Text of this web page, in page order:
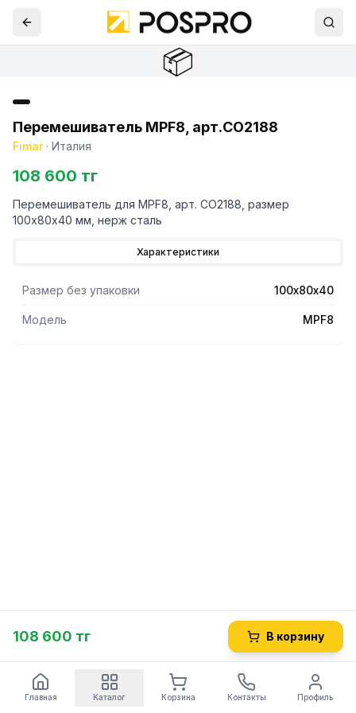
📦
Перемешиватель MPF8, арт.CO2188
Fimar· Италия
108 600 тг
Перемешиватель для MPF8, арт. CO2188, размер
100х80х40 мм, нерж сталь
Характеристики
Размер без упаковки 100х80х40
Модель MPF8
108 600 тг В корзину
Главная Каталог Корзина Контакты Профиль